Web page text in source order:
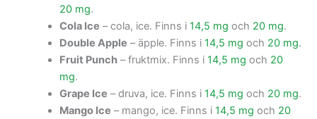
20 mg.
Cola Ice – cola, ice. Finns i 14,5 mg och 20 mg.
Double Apple – äpple. Finns i 14,5 mg och 20 mg.
Fruit Punch– fruktmix. Finns i 14,5 mg och 20
mg.
Grape Ice – druva, ice. Finns i 14,5 mg och 20 mg.
Mango Ice – mango, ice. Finns i 14,5 mg och 20